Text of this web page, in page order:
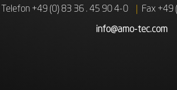
Telefon +49 (0) 83 36 . 45 90 4-0 Fax +49
info@amo-tec.com